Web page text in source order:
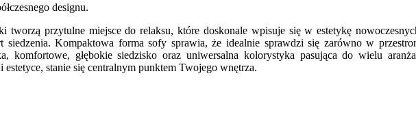
designu.
tworzą przytulne miejsce do relaksu, które doskonale wpisuje się w estetykę
Kompaktowa forma sofy sprawia, że idealnie sprawdzi się zarówno w
komfortowe, głębokie siedzisko oraz uniwersalna kolorystyka pasująca do wielu
stanie się centralnym punktem Twojego wnętrza.